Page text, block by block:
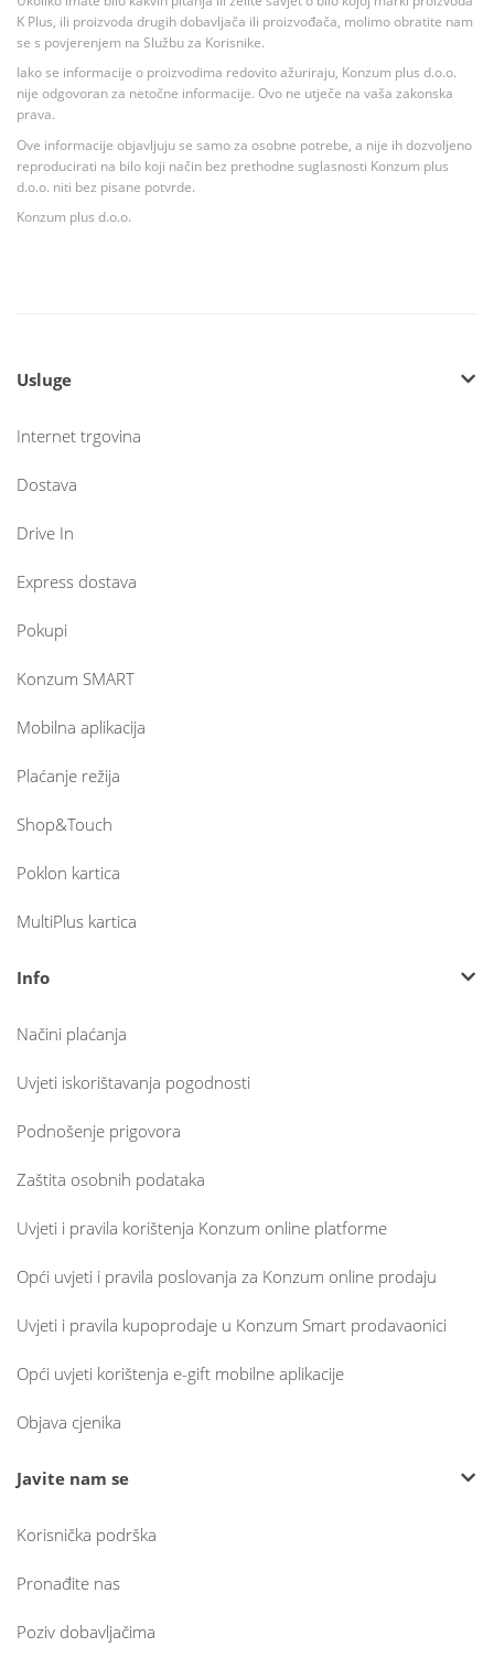
K Plus, ili proizvoda drugih dobavljača ili proizvođača, molimo obratite nam
se s povjerenjem na Službu za Korisnike.
Iako se informacije o proizvodima redovito ažuriraju, Konzum plus d.o.o.
nije odgovoran za netočne informacije. Ovo ne utječe na vaša zakonska
prava.
Ove informacije objavljuju se samo za osobne potrebe, a nije ih dozvoljeno
reproducirati na bilo koji način bez prethodne suglasnosti Konzum plus
d.o.o. niti bez pisane potvrde.
Konzum plus d.o.o.
Usluge
Internet trgovina
Dostava
Drive In
Express dostava
Pokupi
Konzum SMART
Mobilna aplikacija
Plaćanje režija
Shop&Touch
Poklon kartica
MultiPlus kartica
Info
Načini plaćanja
Uvjeti iskorištavanja pogodnosti
Podnošenje prigovora
Zaštita osobnih podataka
Uvjeti i pravila korištenja Konzum online platforme
Opći uvjeti i pravila poslovanja za Konzum online prodaju
Uvjeti i pravila kupoprodaje u Konzum Smart prodavaonici
Opći uvjeti korištenja e-gift mobilne aplikacije
Objava cjenika
Javite nam se
Korisnička podrška
Pronađite nas
Poziv dobavljačima